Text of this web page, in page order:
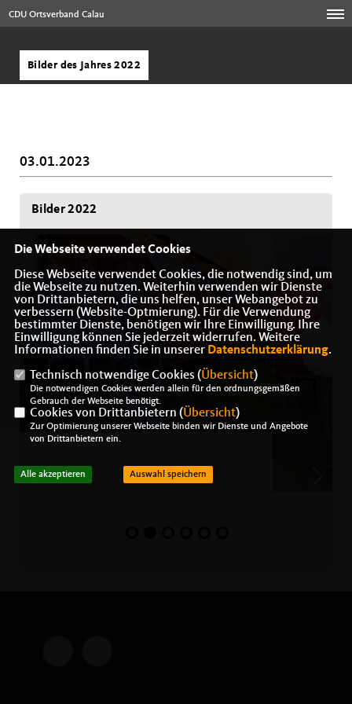
CDU Ortsverband Calau
Bilder des Jahres 2022
03.01.2023
Bilder 2022
Die Webseite verwendet Cookies
Diese Webseite verwendet Cookies, die notwendig sind, um
die Webseite zu nutzen. Weiterhin verwenden wir Dienste
von Drittanbietern, die uns helfen, unser Webangebot zu
verbessern (Website-Optmierung). Für die Verwendung
bestimmter Dienste, benötigen wir Ihre Einwilligung. Ihre
Einwilligung können Sie jederzeit widerrufen. Weitere
Informationen finden Sie in unserer Datenschutzerklärung.
Technisch notwendige Cookies (Übersicht)
Die notwendigen Cookies werden allein für den ordnungsgemäßen
Gebrauch der Webseite benötigt.
Cookies von Drittanbietern (Übersicht)
Zur Optimierung unserer Webseite binden wir Dienste und Angebote
von Drittanbietern ein.
Alle akzeptieren Auswahl speichern